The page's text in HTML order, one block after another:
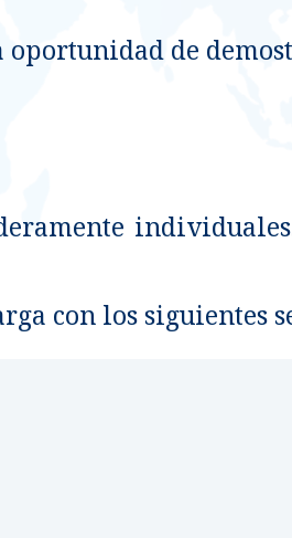
oportunidad de
con los siguientes